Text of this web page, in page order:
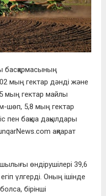
басқармасының
мың гектар дәнді және
мың гектар майлы
шөп, 5,8 мың гектар
пен бақша дақылдары
ақпарат
өндірушілері 39,6
үлгерді. Оның ішінде
бірінші